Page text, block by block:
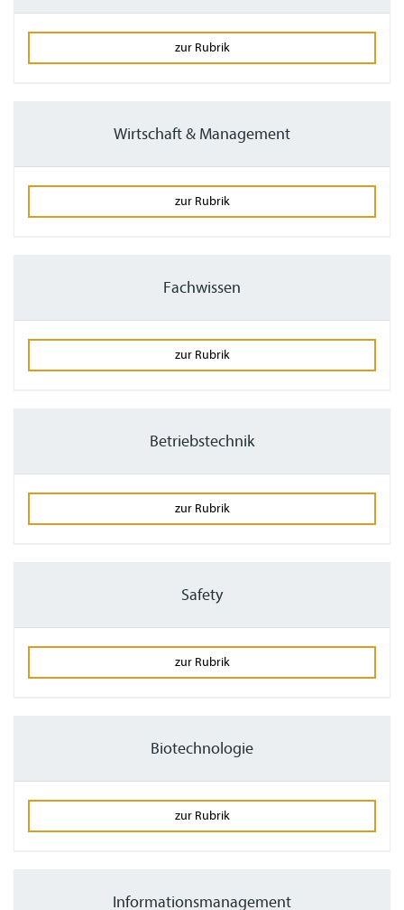
zur Rubrik
Wirtschaft & Management
zur Rubrik
Fachwissen
zur Rubrik
Betriebstechnik
zur Rubrik
Safety
zur Rubrik
Biotechnologie
zur Rubrik
Informationsmanagement